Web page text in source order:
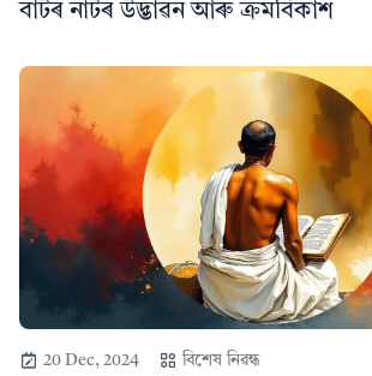
বাটৰ নাটৰ উদ্ভাৱন আৰু ক্ৰমবিকাশ
20 Dec, 2024 বিশেষ নিৱন্ধ